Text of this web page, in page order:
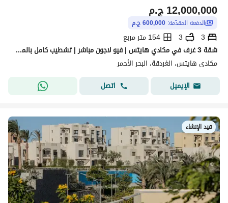
ج.م12,000,000
الدفعة المقدّمة: 600,000 ج.م
3
3
154 متر مربع
شقة 3 غرف في مكادي هايتس | فيو لاجون مباشر | تشطيب كامل بالمطبخ والتكييفات | أوراسكوم
مكادى هايتس، الغردقة، البحر الأحمر
الإيميل
اتصل
قيد الإنشاء